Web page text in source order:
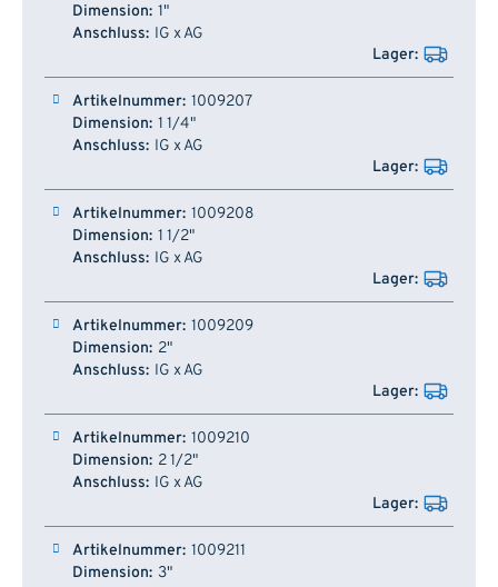
1"
IG x AG
1009207
1 1/4"
IG x AG
1009208
1 1/2"
IG x AG
1009209
2"
IG x AG
1009210
2 1/2"
IG x AG
1009211
3"